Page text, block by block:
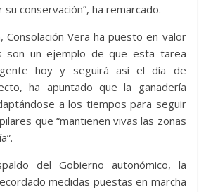
conservación”, ha remarcado.
Consolación Vera ha puesto en valor
son un ejemplo de que esta tarea
hoy y seguirá así el día de
ha apuntado que la ganadería
a los tiempos para seguir
que “mantienen vivas las zonas
del Gobierno autonómico, la
medidas puestas en marcha